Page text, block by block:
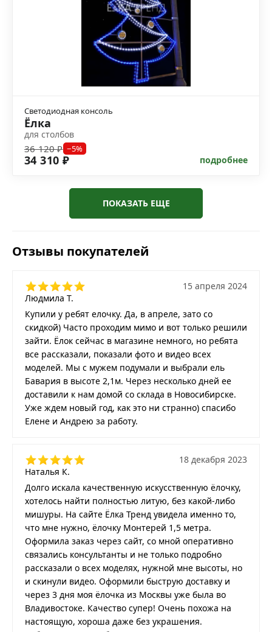
Светодиодная консоль
Ёлка
для столбов
36 120 ₽ −5%
34 310 ₽ подробнее
ПОКАЗАТЬ ЕЩЕ
Отзывы покупателей
Людмила Т.
15 апреля 2024
Купили у ребят елочку. Да, в апреле, зато со
скидкой) Часто проходим мимо и вот только решили
зайти. Ёлок сейчас в магазине немного, но ребята
все рассказали, показали фото и видео всех
моделей. Мы с мужем подумали и выбрали ель
Бавария в высоте 2,1м. Через несколько дней ее
доставили к нам домой со склада в Новосибирске.
Уже ждем новый год, как это ни странно) спасибо
Елене и Андрею за работу.
Наталья К.
18 декабря 2023
Долго искала качественную искусственную ёлочку,
хотелось найти полностью литую, без какой-либо
мишуры. На сайте Ёлка Тренд увидела именно то,
что мне нужно, ёлочку Монтерей 1,5 метра.
Оформила заказ через сайт, со мной оперативно
связались консультанты и не только подробно
рассказали о всех моделях, нужной мне высоты, но
и скинули видео. Оформили быструю доставку и
через 3 дня моя ёлочка из Москвы уже была во
Владивостоке. Качество супер! Очень похожа на
настоящую, хороша даже без украшения.